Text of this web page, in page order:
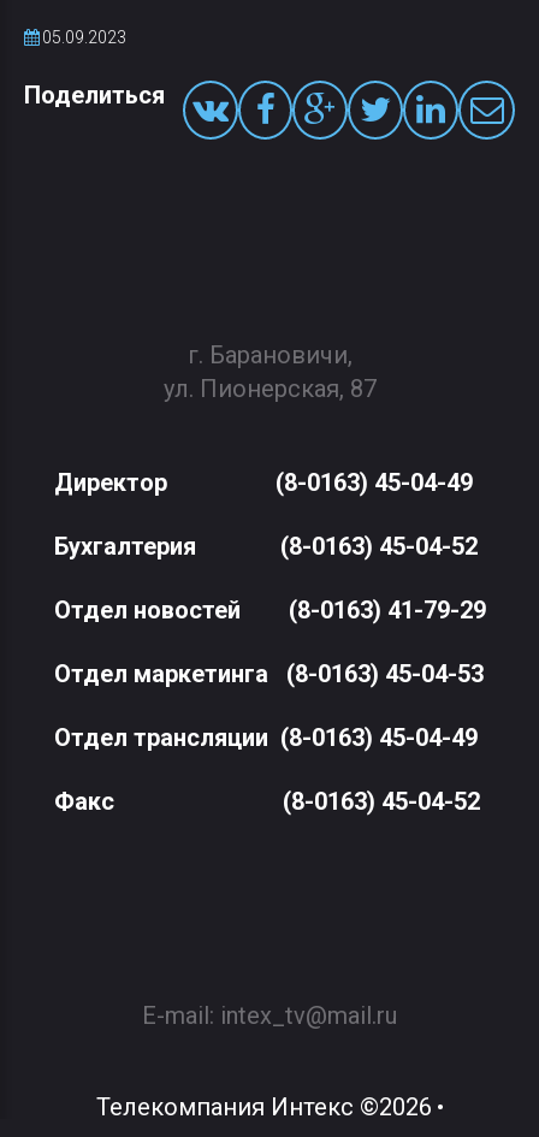
05.09.2023
Поделиться
г. Барановичи,
ул. Пионерская, 87
Директор (8-0163) 45-04-49
Бухгалтерия (8-0163) 45-04-52
Отдел новостей (8-0163) 41-79-29
Отдел маркетинга (8-0163) 45-04-53
Отдел трансляции (8-0163) 45-04-49
Факс(8-0163) 45-04-52
E-mail: intex_tv@mail.ru
Телекомпания Интекс ©2026